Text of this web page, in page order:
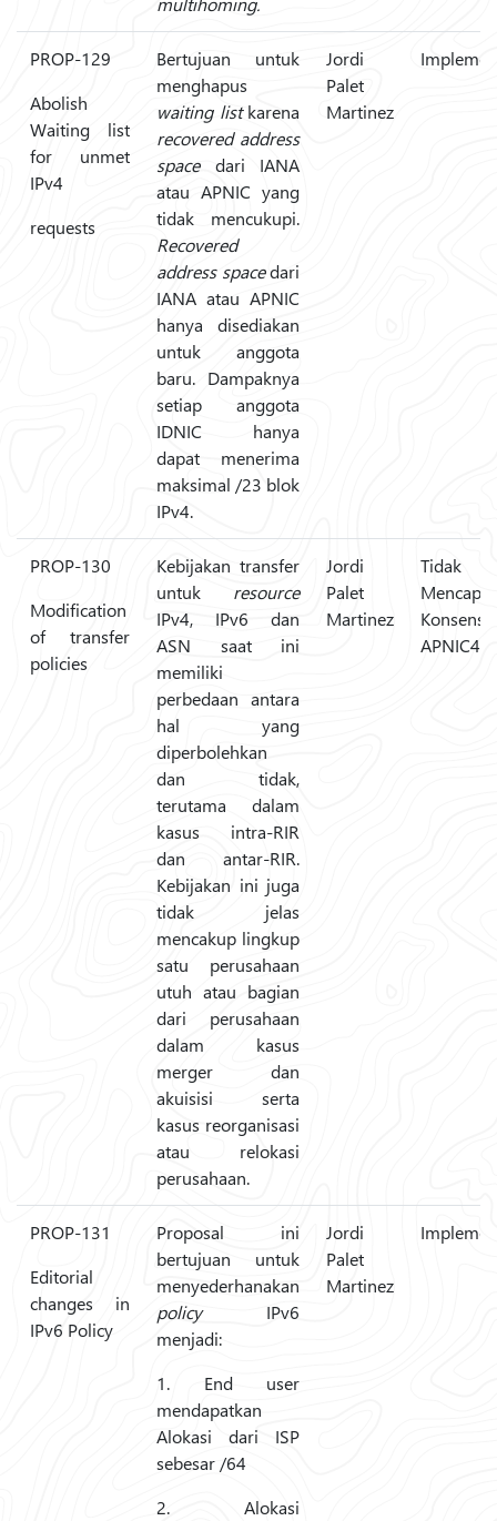
PROP-129
Abolish
Waiting list
for unmet
IPv4
requests
Bertujuan untuk
menghapus
waiting listkarena
recovered address
spacedari IANA
atau APNIC yang
tidak mencukupi.
Recovered
address spacedari
IANA atau APNIC
hanya disediakan
untuk anggota
baru. Dampaknya
setiap anggota
IDNIC hanya
dapat menerima
maksimal /23 blok
IPv4.
Jordi
Palet
Martinez
PROP-130
Modification
of transfer
policies
Kebijakan transfer
untuk resource
IPv4, IPv6 dan
ASN saat ini
memiliki
perbedaan antara
hal yang
diperbolehkan
dan tidak,
terutama dalam
kasus intra-RIR
dan antar-RIR.
Kebijakan ini juga
tidak jelas
mencakup lingkup
satu perusahaan
utuh atau bagian
dari perusahaan
dalam kasus
merger dan
akuisisi serta
kasus reorganisasi
atau relokasi
perusahaan.
Jordi
Palet
Martinez
Tidak
Mencapai
APNIC49
PROP-131
Editorial
changes in
IPv6 Policy
Proposal ini
bertujuan untuk
menyederhanakan
policy IPv6
menjadi:
1. End user
mendapatkan
Alokasi dari ISP
sebesar /64
2. Alokasi
Jordi
Palet
Martinez